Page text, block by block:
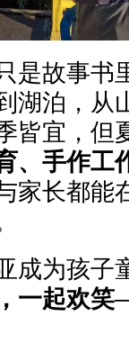
是故事书
湖泊，从
皆宜，但
、手作工
家长都能
成为孩子
一起欢笑